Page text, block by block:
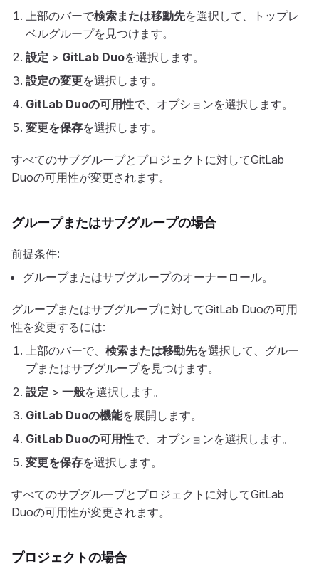
上部のバーで検索または移動先を選択して、トップレ
ベルグループを見つけます。
設定 > GitLab Duoを選択します。
設定の変更を選択します。
GitLab Duoの可用性で、オプションを選択します。
変更を保存を選択します。
すべてのサブグループとプロジェクトに対してGitLab
Duoの可用性が変更されます。
グループまたはサブグループの場合
前提条件:
グループまたはサブグループのオーナーロール。
グループまたはサブグループに対してGitLab Duoの可用
性を変更するには:
上部のバーで、 検索または移動先を選択して、グルー
プまたはサブグループを見つけます。
設定 > 一般を選択します。
GitLab Duoの機能を展開します。
GitLab Duoの可用性で、オプションを選択します。
変更を保存を選択します。
すべてのサブグループとプロジェクトに対してGitLab
Duoの可用性が変更されます。
プロジェクトの場合